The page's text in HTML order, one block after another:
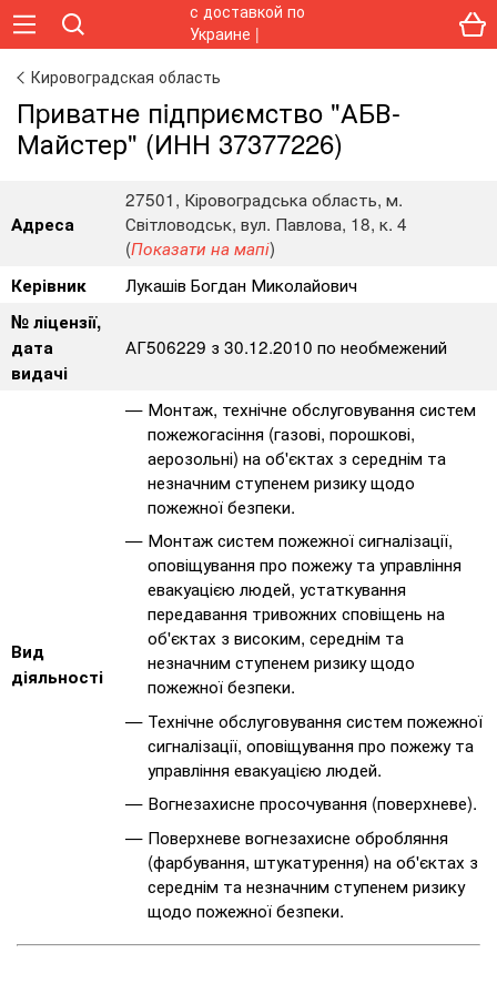
Кировоградская область
Пpивaтнe пiдпpиємcтвo "АБВ-
Майстер" (ИНН 37377226)
Адреса
27501, Кіровоградська область, м.
Світловодськ, вул. Павлова, 18, к. 4
(Показати на мапі)
Керівник
Лукашів Богдан Миколайович
№ ліцензії,
дата
видачі
АГ506229 з 30.12.2010 по необмежений
Вид
діяльності
Монтаж, технічне обслуговування систем
пожежогасіння (газові, порошкові,
аерозольні) на об'єктах з середнім та
незначним ступенем ризику щодо
пожежної безпеки.
Монтаж систем пожежної сигналізації,
оповіщування про пожежу та управління
евакуацією людей, устаткування
передавання тривожних сповіщень на
об'єктах з високим, середнім та
незначним ступенем ризику щодо
пожежної безпеки.
Технічне обслуговування систем пожежної
сигналізації, оповіщування про пожежу та
управління евакуацією людей.
Вогнезахисне просочування (поверхневе).
Поверхневе вогнезахисне обробляння
(фарбування, штукатурення) на об'єктах з
середнім та незначним ступенем ризику
щодо пожежної безпеки.